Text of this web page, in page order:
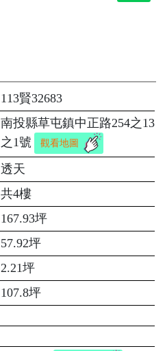
113賢32683
南投縣草屯鎮中正路254之13
之1號
觀看地圖
透天
共4樓
167.93坪
57.92坪
2.21坪
107.8坪